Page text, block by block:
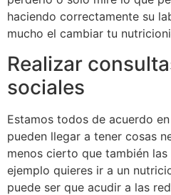
haciendo correctamente su
mucho el cambiar tu
Realizar
sociales
Estamos todos de acuerdo
pueden llegar a tener cosas
menos cierto que también
ejemplo quieres ir a un
puede ser que acudir a las